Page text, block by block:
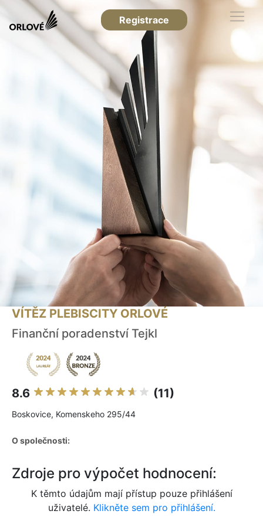
Registrace
VÍTĚZ PLEBISCITY ORLOVÉ
Finanční poradenství Tejkl
8.6 (11)
Boskovice, Komenskeho 295/44
O společnosti:
Zdroje pro výpočet hodnocení:
K těmto údajům mají přístup pouze přihlášení
uživatelé. Klikněte sem pro přihlášení.